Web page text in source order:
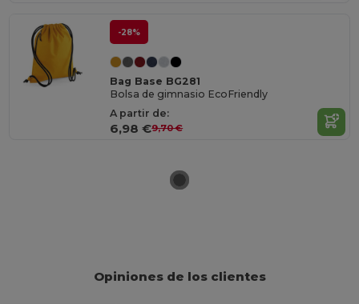
-28%
Bag Base BG281
Bolsa de gimnasio EcoFriendly
A partir de:
6,98 €9,70 €
Opiniones de los clientes